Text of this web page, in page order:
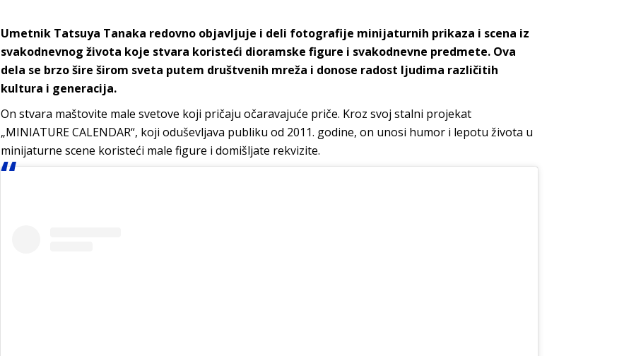
Umetnik Tatsuya Tanaka redovno objavljuje i deli fotografije minijaturnih prikaza i scena iz
svakodnevnog života koje stvara koristeći dioramske figure i svakodnevne predmete. Ova
dela se brzo šire širom sveta putem društvenih mreža i donose radost ljudima različitih
kultura i generacija.
On stvara maštovite male svetove koji pričaju očaravajuće priče. Kroz svoj stalni projekat
„MINIATURE CALENDAR“, koji oduševljava publiku od 2011. godine, on unosi humor i lepotu života u
minijaturne scene koristeći male figure i domišljate rekvizite.